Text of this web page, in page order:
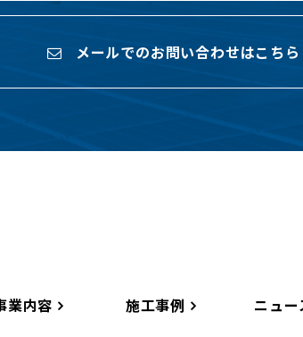
メールでのお問い合わせはこちら
業内容 施工事例 ニュ